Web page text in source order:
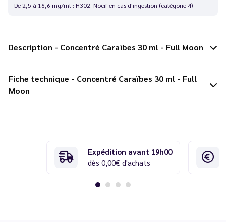
De 2,5 à 16,6 mg/ml : H302. Nocif en cas d'ingestion (catégorie 4)
Description - Concentré Caraïbes 30 ml - Full Moon
Fiche technique - Concentré Caraïbes 30 ml - Full
Moon
Expédition avant 19h00
dès 0,00€ d'achats